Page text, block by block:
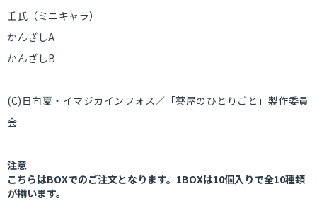
壬氏（ミニキャラ）
かんざしA
かんざしB
(C)日向夏・イマジカインフォス／「薬屋のひとりごと」製作委員
会
注意
こちらはBOXでのご注文となります。1BOXは10個入りで全10種類
が揃います。